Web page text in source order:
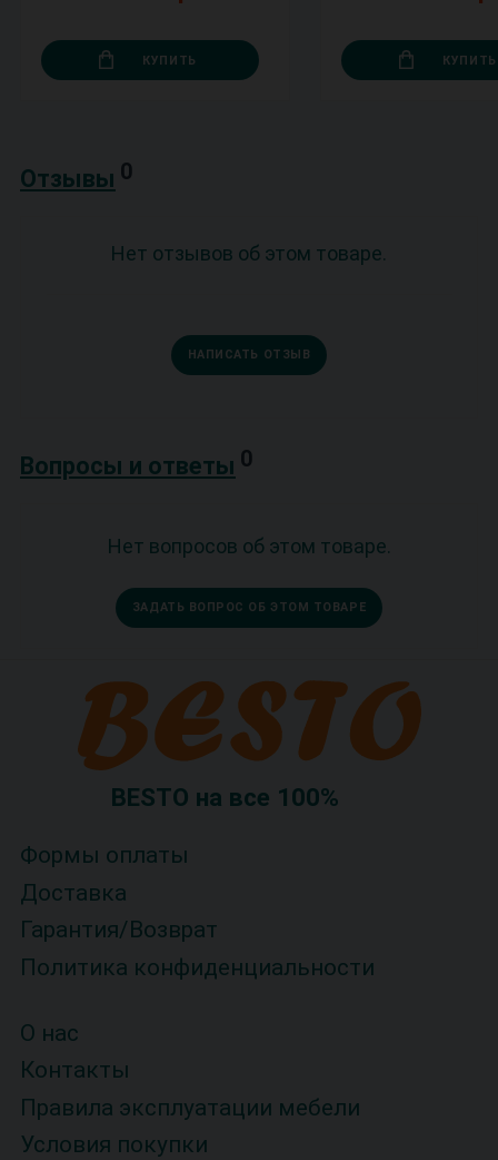
КУПИТЬ КУПИТЬ
Отзывы 0
Нет отзывов об этом товаре.
НАПИСАТЬ ОТЗЫВ
Вопросы и ответы 0
Нет вопросов об этом товаре.
ЗАДАТЬ ВОПРОС ОБ ЭТОМ ТОВАРЕ
BESTO на все 100%
Формы оплаты
Доставка
Гарантия/Возврат
Политика конфиденциальности
О нас
Контакты
Правила эксплуатации мебели
Условия покупки